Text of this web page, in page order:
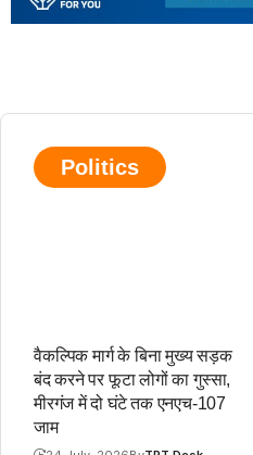
Politics
वैकल्पिक मार्ग के बिना मुख्य सड़क
बंद करने पर फूटा लोगों का गुस्सा,
मीरगंज में दो घंटे तक एनएच-107
जाम